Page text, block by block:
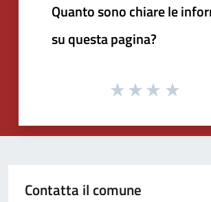
Quanto sono chiare le
su questa pagina?
Contatta il comune